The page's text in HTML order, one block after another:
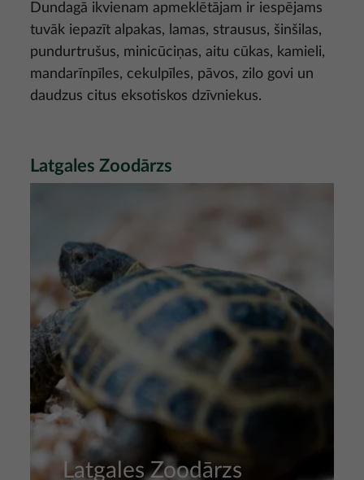
Dundagā ikvienam apmeklētājam ir iespējams
tuvāk iepazīt alpakas, lamas, strausus, šinšilas,
pundurtrušus, minicūciņas, aitu cūkas, kamieli,
mandarīnpīles, cekulpīles, pāvos, zilo govi un
daudzus citus eksotiskos dzīvniekus.
Latgales Zoodārzs
Latgales Zoodārzs